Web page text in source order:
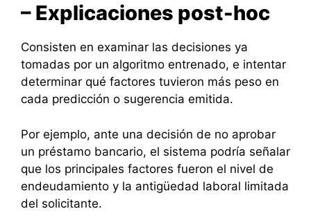
– Explicaciones post-hoc
Consisten en examinar las decisiones ya
tomadas por un algoritmo entrenado, e intentar
determinar qué factores tuvieron más peso en
cada predicción o sugerencia emitida.
Por ejemplo, ante una decisión de no aprobar
un préstamo bancario, el sistema podría señalar
que los principales factores fueron el nivel de
endeudamiento y la antigüedad laboral limitada
del solicitante.